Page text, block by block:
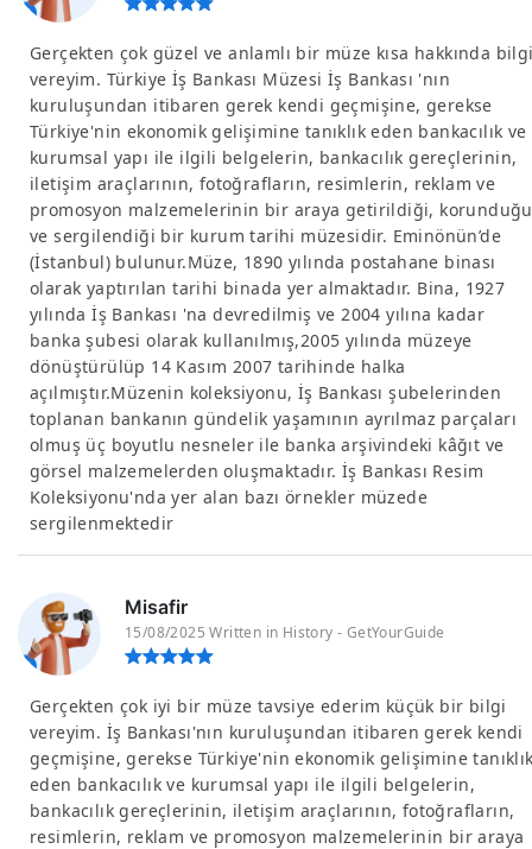
Gerçekten çok güzel ve anlamlı bir müze kısa hakkında
vereyim. Türkiye İş Bankası Müzesi İş Bankası 'nın
kuruluşundan itibaren gerek kendi geçmişine, gerekse
Türkiye'nin ekonomik gelişimine tanıklık eden bankacılık ve
kurumsal yapı ile ilgili belgelerin, bankacılık gereçlerinin,
iletişim araçlarının, fotoğrafların, resimlerin, reklam ve
promosyon malzemelerinin bir araya getirildiği, korunduğu
ve sergilendiği bir kurum tarihi müzesidir. Eminönün’de
(İstanbul) bulunur.Müze, 1890 yılında postahane binası
olarak yaptırılan tarihi binada yer almaktadır. Bina, 1927
yılında İş Bankası 'na devredilmiş ve 2004 yılına kadar
banka şubesi olarak kullanılmış,2005 yılında müzeye
dönüştürülüp 14 Kasım 2007 tarihinde halka
açılmıştır.Müzenin koleksiyonu, İş Bankası şubelerinden
toplanan bankanın gündelik yaşamının ayrılmaz parçaları
olmuş üç boyutlu nesneler ile banka arşivindeki kâğıt ve
görsel malzemelerden oluşmaktadır. İş Bankası Resim
Koleksiyonu'nda yer alan bazı örnekler müzede
sergilenmektedir
Misafir
15/08/2025 Written in History - GetYourGuide
Gerçekten çok iyi bir müze tavsiye ederim küçük bir bilgi
vereyim. İş Bankası'nın kuruluşundan itibaren gerek kendi
geçmişine, gerekse Türkiye'nin ekonomik gelişimine
eden bankacılık ve kurumsal yapı ile ilgili belgelerin,
bankacılık gereçlerinin, iletişim araçlarının, fotoğrafların,
resimlerin, reklam ve promosyon malzemelerinin bir araya